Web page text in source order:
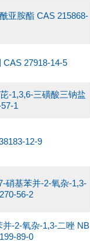
亚胺酯 CAS 215868-
CAS 27918-14-5
-1,3,6-三磺酸三钠盐
1
12-9
硝基苯并-2-氧杂-1,3-
56-2
并-2-氧杂-1,3-二唑 NB
89-0